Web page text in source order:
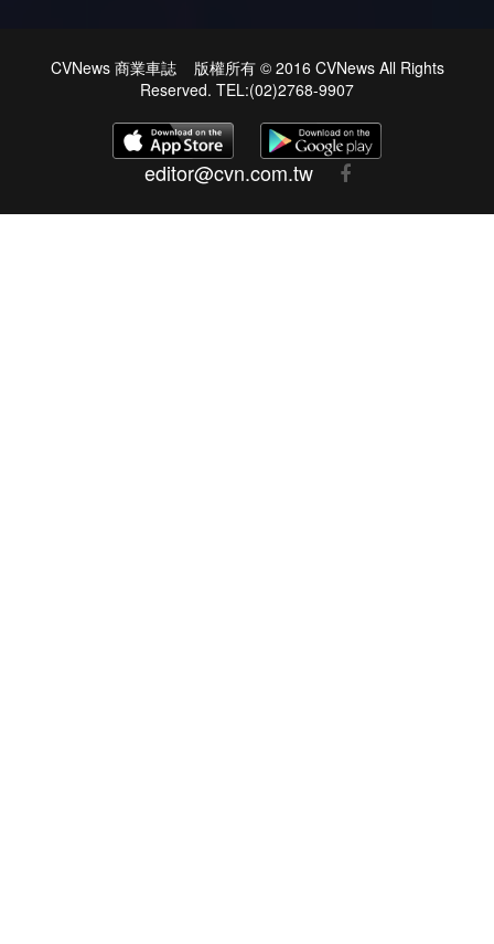
CVNews 商業車誌 版權所有 © 2016 CVNews All Rights
Reserved. TEL:(02)2768-9907
editor@cvn.com.tw